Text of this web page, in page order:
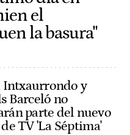
el
la basura"
Intxaurrondo y
Barceló no
parte del nuevo
TV 'La Séptima'